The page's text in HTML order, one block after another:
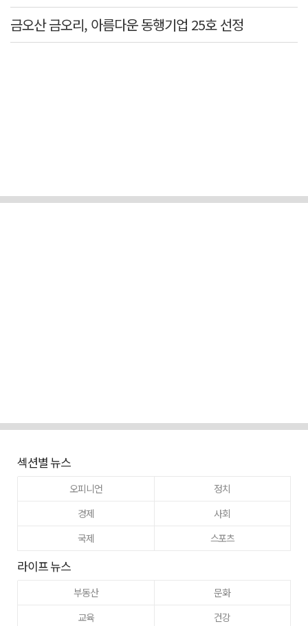
금오산 금오리, 아름다운 동행기업 25호 선정
섹션별 뉴스
오피니언
정치
경제
사회
국제
스포츠
라이프 뉴스
부동산
문화
교육
건강